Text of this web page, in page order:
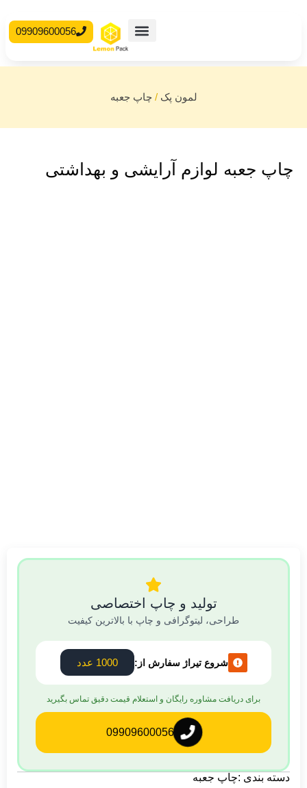
09909600056
لمون پک / چاپ جعبه
چاپ جعبه لوازم آرایشی و بهداشتی
تولید و چاپ اختصاصی
طراحی، لیتوگرافی و چاپ با بالاترین کیفیت
شروع تیراژ سفارش از: 1000 عدد
برای دریافت مشاوره رایگان و استعلام قیمت دقیق تماس بگیرید
09909600056
دسته بندی :چاپ جعبه